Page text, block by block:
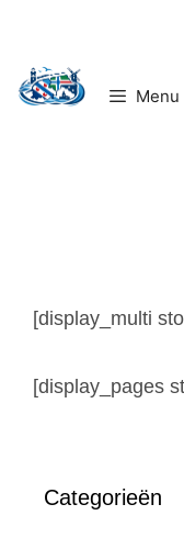
de
Menu
[display_multi
[display_pages
Categorieën